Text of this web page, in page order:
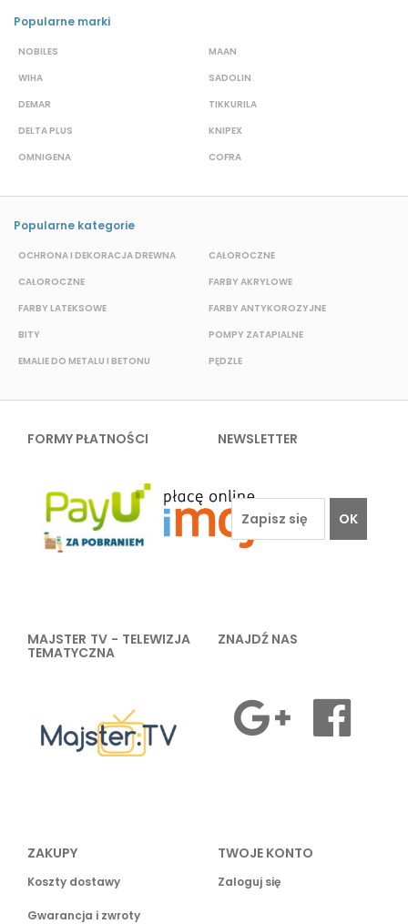
Popularne marki
NOBILES
WIHA
DEMAR
DELTA PLUS
OMNIGENA
MAAN
SADOLIN
TIKKURILA
KNIPEX
COFRA
Popularne kategorie
OCHRONA I DEKORACJA DREWNA
CAŁOROCZNE
FARBY LATEKSOWE
BITY
EMALIE DO METALU I BETONU
CAŁOROCZNE
FARBY AKRYLOWE
FARBY ANTYKOROZYJNE
POMPY ZATAPIALNE
PĘDZLE
FORMY PŁATNOŚCI NEWSLETTER
OK
MAJSTER TV - TELEWIZJA
TEMATYCZNA
ZNAJDŹ NAS
ZAKUPY
Koszty dostawy
Gwarancja i zwroty
TWOJE KONTO
Zaloguj się